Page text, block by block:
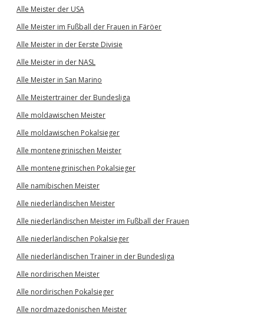
Alle Meister der USA
Alle Meister im Fußball der Frauen in Färöer
Alle Meister in der Eerste Divisie
Alle Meister in der NASL
Alle Meister in San Marino
Alle Meistertrainer der Bundesliga
Alle moldawischen Meister
Alle moldawischen Pokalsieger
Alle montenegrinischen Meister
Alle montenegrinischen Pokalsieger
Alle namibischen Meister
Alle niederländischen Meister
Alle niederländischen Meister im Fußball der Frauen
Alle niederländischen Pokalsieger
Alle niederländischen Trainer in der Bundesliga
Alle nordirischen Meister
Alle nordirischen Pokalsieger
Alle nordmazedonischen Meister